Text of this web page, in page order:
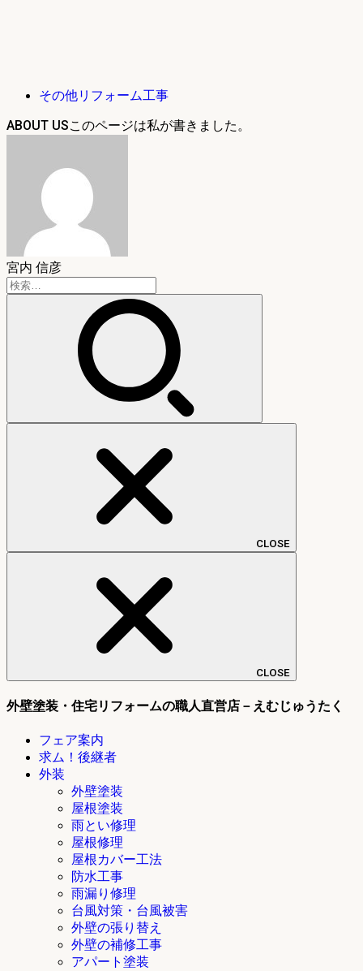
その他リフォーム工事
ABOUT US
宮内 信彦
検
索:
CLOSE
CLOSE
外壁塗装・住宅リフォームの職人直営店－えむじゅうたく
フェア案内
求ム！後継者
外装
外壁塗装
屋根塗装
雨とい修理
屋根修理
屋根カバー工法
防水工事
雨漏り修理
台風対策・台風被害
外壁の張り替え
外壁の補修工事
アパート塗装